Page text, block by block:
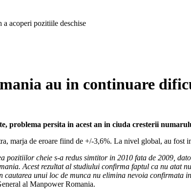
acoperi pozitiile deschise
au in continuare
persita in acest an in ciuda cresterii
marja de eroare fiind de +/-3,6%. La nivel global, au
cheie s-a redus simtitor in 2010 fata de 2009,
Acest rezultat al studiului confirma faptul ca nu
cautarea unui loc de munca nu elimina nevoia
al Manpower Romania.